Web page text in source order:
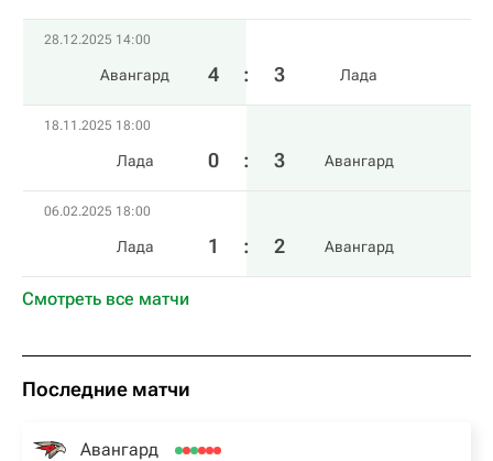
28.12.2025 14:00
Авангард 4 : 3 Лада
18.11.2025 18:00
Лада 0 : 3 Авангард
06.02.2025 18:00
Лада 1 : 2 Авангард
Смотреть все матчи
Последние матчи
Авангард